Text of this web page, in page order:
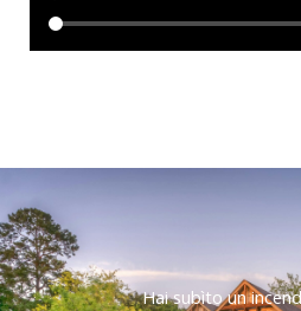
Hai subìto un